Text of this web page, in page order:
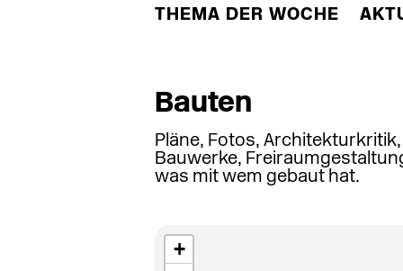
THEMA DER WOCHE
Bauten
Pläne, Fotos,
Bauwerke,
was mit wem gebaut hat.
+